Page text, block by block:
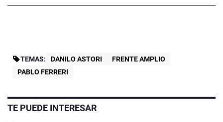
TEMAS: DANILO ASTORI
FRENTE AMPLIO
PABLO FERRERI
TE PUEDE INTERESAR